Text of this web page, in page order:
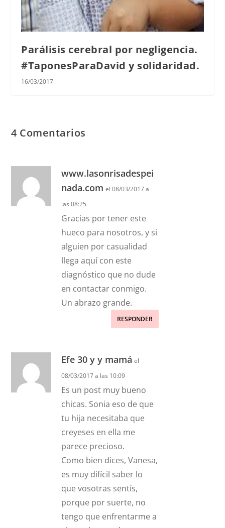
Parálisis cerebral por negligencia.
#TaponesParaDavid y solidaridad.
16/03/2017
4 Comentarios
www.lasonrisadespei
nada.com el 08/03/2017 a
las 08:25
Gracias por tener este
hueco para nosotros, y si
alguien por casualidad
llega aquí con este
diagnóstico que no dude
en contactar conmigo.
Un abrazo grande.
RESPONDER
Efe 30 y y mamá el
08/03/2017 a las 10:09
Es un post muy bueno
chicas. Sonia eso de que
tu hija necesitaba que
creyeses en ella me
parece precioso.
Como bien dices, Vanesa,
es muy difícil saber lo
que vosotras sentís,
porque por suerte, no
tengo que enfrentarme a